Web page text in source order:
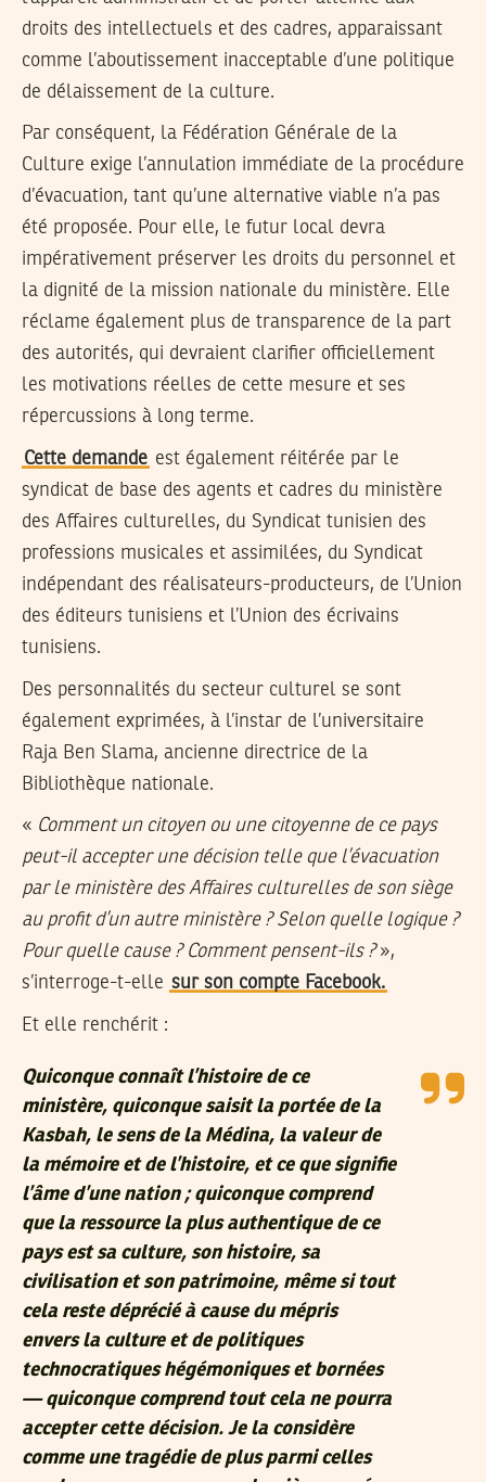
droits des intellectuels et des cadres, apparaissant
comme l’aboutissement inacceptable d’une politique
de délaissement de la culture.
Par conséquent, la Fédération Générale de la
Culture exige l’annulation immédiate de la procédure
d’évacuation, tant qu’une alternative viable n’a pas
été proposée. Pour elle, le futur local devra
impérativement préserver les droits du personnel et
la dignité de la mission nationale du ministère. Elle
réclame également plus de transparence de la part
des autorités, qui devraient clarifier officiellement
les motivations réelles de cette mesure et ses
répercussions à long terme.
Cette demande est également réitérée par le
syndicat de base des agents et cadres du ministère
des Affaires culturelles, du Syndicat tunisien des
professions musicales et assimilées, du Syndicat
indépendant des réalisateurs-producteurs, de l’Union
des éditeurs tunisiens et l’Union des écrivains
tunisiens.
Des personnalités du secteur culturel se sont
également exprimées, à l’instar de l’universitaire
Raja Ben Slama, ancienne directrice de la
Bibliothèque nationale.
« Comment un citoyen ou une citoyenne de ce pays
peut-il accepter une décision telle que l’évacuation
par le ministère des Affaires culturelles de son siège
au profit d’un autre ministère ? Selon quelle logique ?
Pour quelle cause ? Comment pensent-ils ?»,
s’interroge-t-elle sur son compte Facebook.
Et elle renchérit :
Quiconque connaît l’histoire de ce
ministère, quiconque saisit la portée de la
Kasbah, le sens de la Médina, la valeur de
la mémoire et de l’histoire, et ce que signifie
l’âme d’une nation ; quiconque comprend
que la ressource la plus authentique de ce
pays est sa culture, son histoire, sa
civilisation et son patrimoine, même si tout
cela reste déprécié à cause du mépris
envers la culture et de politiques
technocratiques hégémoniques et bornées
— quiconque comprend tout cela ne pourra
accepter cette décision. Je la considère
comme une tragédie de plus parmi celles